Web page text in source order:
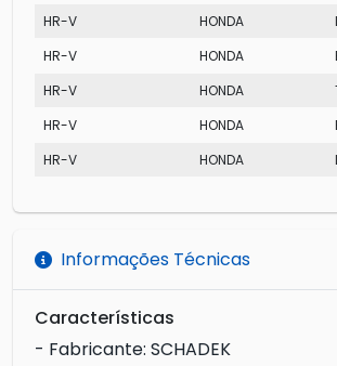
HR-V HONDA
HR-V
HONDA
HR-V
HONDA
HR-V
HONDA
HR-V
HONDA
Informações Técnicas
Características
- Fabricante: SCHADEK